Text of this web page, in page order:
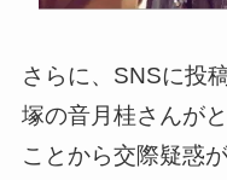
さらに、SNSに投
塚の音月桂さんが
ことから交際疑惑